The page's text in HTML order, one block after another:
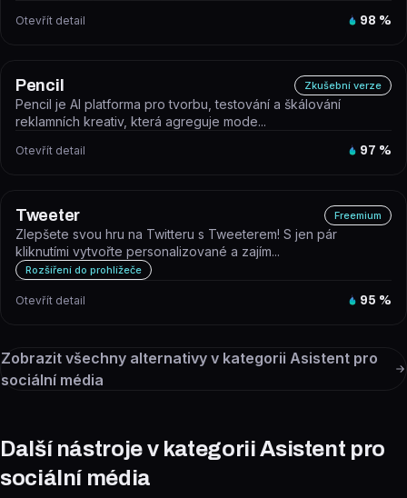
Otevřít detail 98 %
Pencil Zkušební verze
Pencil je AI platforma pro tvorbu, testování a škálování
reklamních kreativ, která agreguje mode...
Otevřít detail 97 %
Tweeter Freemium
Zlepšete svou hru na Twitteru s Tweeterem! S jen pár
kliknutími vytvořte personalizované a zajím...
Rozšíření do prohlížeče
Otevřít detail 95 %
Zobrazit všechny alternativy v kategorii Asistent pro
sociální média
Další nástroje v kategorii Asistent pro
sociální média